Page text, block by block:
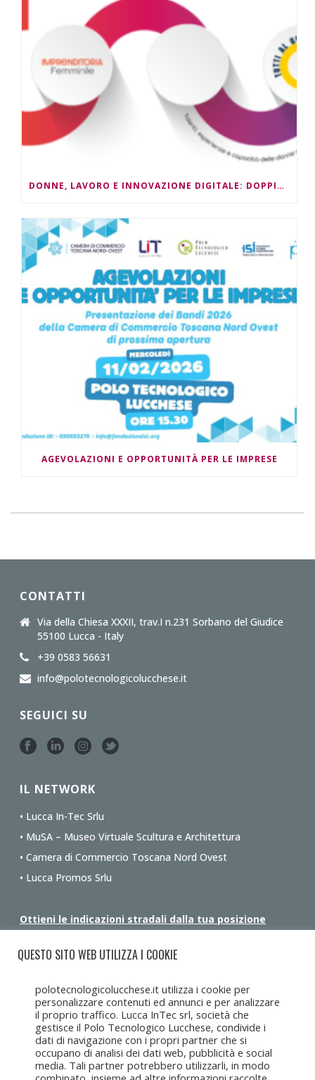
DONNE, LAVORO E INNOVAZIONE DIGITALE: DOPPIO APPUNTAMENTO
AGEVOLAZIONI E OPPORTUNITÀ PER LE IMPRESE
CONTATTI
Via della Chiesa XXXII, trav.I n.231 Sorbano del Giudice
55100 Lucca - Italy
+39 0583 56631
info@polotecnologicolucchese.it
SEGUICI SU
IL NETWORK
• Lucca In-Tec Srlu
• MuSA – Museo Virtuale Scultura e Architettura
• Camera di Commercio Toscana Nord Ovest
• Lucca Promos Srlu
Ottieni le indicazioni stradali dalla tua posizione
QUESTO SITO WEB UTILIZZA I COOKIE
polotecnologicolucchese.it utilizza i cookie per
personalizzare contenuti ed annunci e per analizzare
il proprio traffico. Lucca InTec srl, società che
gestisce il Polo Tecnologico Lucchese, condivide i
dati di navigazione con i propri partner che si
occupano di analisi dei dati web, pubblicità e social
media. Tali partner potrebbero utilizzarli, in modo